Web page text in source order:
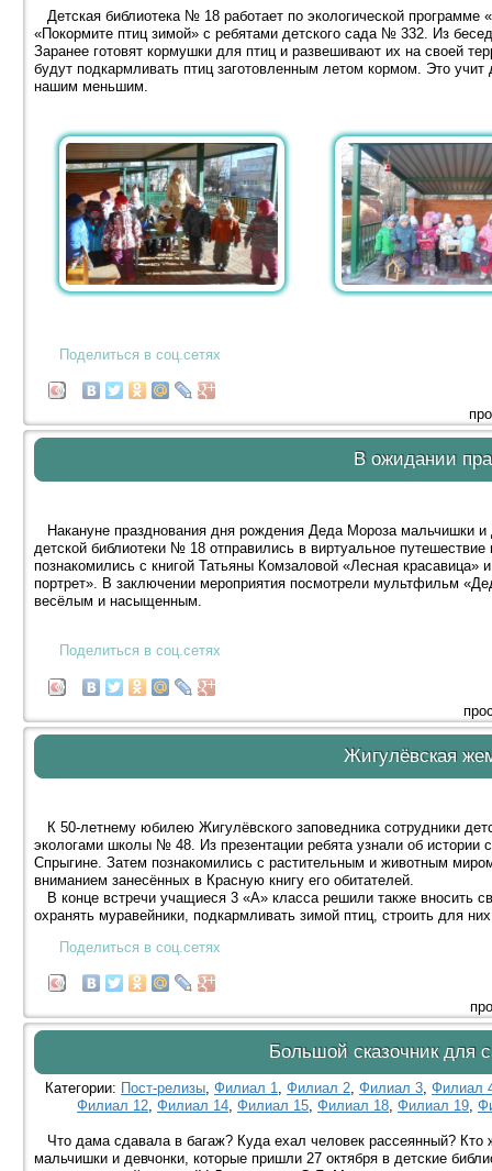
Детская библиотека № 18 работает по экологической
«Покормите птиц зимой» с ребятами детского сада № 332. Из
Заранее готовят кормушки для птиц и развешивают их на своей
будут подкармливать птиц заготовленным летом кормом. Это
нашим меньшим.
Поделиться в соц.сетях
В ожидании
Накануне празднования дня рождения Деда Мороза мальчишки
детской библиотеки № 18 отправились в виртуальное
познакомились с книгой Татьяны Комзаловой «Лесная
портрет». В заключении мероприятия посмотрели мультфильм
весёлым и насыщенным.
Поделиться в соц.сетях
Жигулёвская
К 50-летнему юбилею Жигулёвского заповедника сотрудники
экологами школы № 48. Из презентации ребята узнали об истории
Спрыгине. Затем познакомились с растительным и животным
вниманием занесённых в Красную книгу его обитателей.
В конце встречи учащиеся 3 «А» класса решили также вносить
охранять муравейники, подкармливать зимой птиц, строить для
Поделиться в соц.сетях
Большой сказочник для
Категории: Пост-релизы ,Филиал 1 ,Филиал 2 ,Филиал 3 ,Филиал
Филиал 12 ,Филиал 14 ,Филиал 15 ,Филиал 18 ,Филиал 19 ,
Что дама сдавала в багаж? Куда ехал человек рассеянный? Кто
мальчишки и девчонки, которые пришли 27 октября в детские